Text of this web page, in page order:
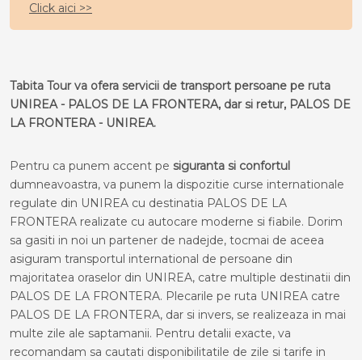
Click aici >>
Tabita Tour va ofera servicii de transport persoane pe ruta
UNIREA - PALOS DE LA FRONTERA, dar si retur, PALOS DE
LA FRONTERA - UNIREA.
Pentru ca punem accent pe siguranta si confortul
dumneavoastra, va punem la dispozitie curse internationale
regulate din UNIREA cu destinatia PALOS DE LA
FRONTERA realizate cu autocare moderne si fiabile. Dorim
sa gasiti in noi un partener de nadejde, tocmai de aceea
asiguram transportul international de persoane din
majoritatea oraselor din UNIREA, catre multiple destinatii din
PALOS DE LA FRONTERA. Plecarile pe ruta UNIREA catre
PALOS DE LA FRONTERA, dar si invers, se realizeaza in mai
multe zile ale saptamanii. Pentru detalii exacte, va
recomandam sa cautati disponibilitatile de zile si tarife in